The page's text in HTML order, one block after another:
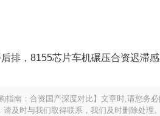
排，8155芯片车机碾压合资迟滞
指南：合资国产深度对比】文章时,请您务
及时与我们取得联系，我们及时删除处理。